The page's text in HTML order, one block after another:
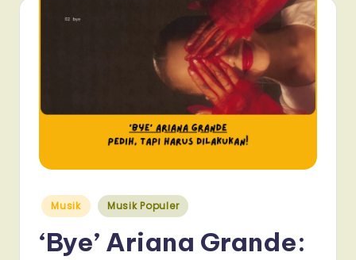
Posted
in
Musik Musik Populer
‘Bye’ Ariana Grande: